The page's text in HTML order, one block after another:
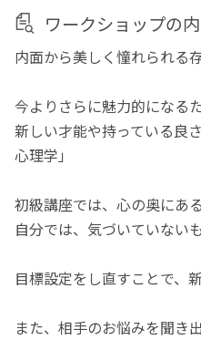
ワークショップの
内面から美しく憧れられる
今よりさらに魅力的になるた
新しい才能や持っている良
心理学」
初級講座では、心の奥にあ
自分では、気づいていない
目標設定をし直すことで、
また、相手のお悩みを聞き